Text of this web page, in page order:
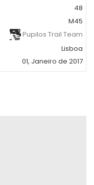
48
M45
Pupilos Trail Team
Lisboa
01, Janeiro de 2017